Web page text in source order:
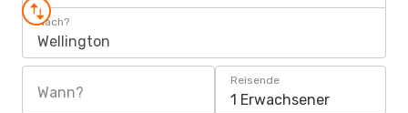
Nach?
Wellington
Wann?
Reisende
1 Erwachsener